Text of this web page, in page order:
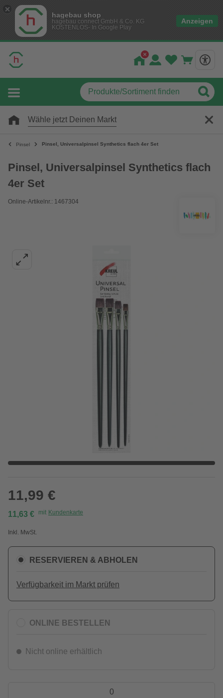
hagebau shop
hagebau connect GmbH & Co. KG
KOSTENLOS- In Google Play
Anzeigen
Wähle jetzt Deinen Markt
Pinsel Pinsel, Universalpinsel Synthetics flach 4er Set
Pinsel, Universalpinsel Synthetics flach
4er Set
Online-Artikelnr.: 1467304
11,99 €
11,63 € mit Kundenkarte
Inkl. MwSt.
RESERVIEREN & ABHOLEN
Verfügbarkeit im Markt prüfen
ONLINE BESTELLEN
Nicht online erhältlich